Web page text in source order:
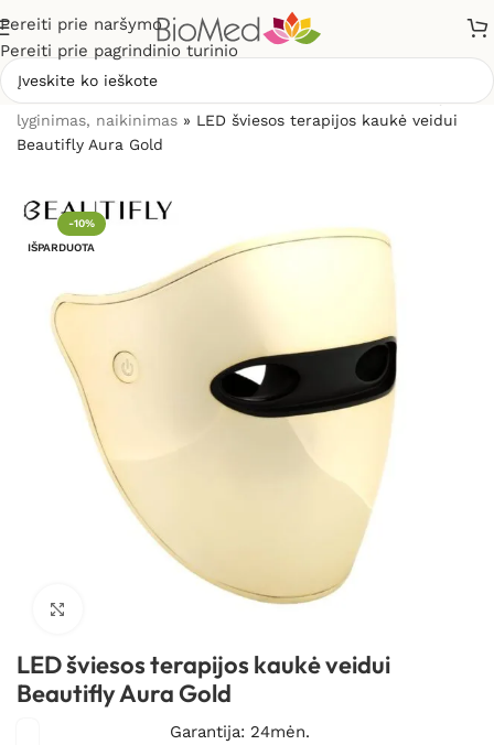
Pereiti prie naršymo
Pereiti prie pagrindinio turinio
lyginimas, naikinimas » LED šviesos terapijos kaukė veidui
Beautifly Aura Gold
-10%
IŠPARDUOTA
Spustelėkite, kad padidintumėte
LED šviesos terapijos kaukė veidui
Beautifly Aura Gold
Garantija: 24mėn.